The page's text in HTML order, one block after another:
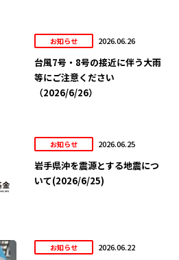
お知らせ 2026.06.26
台風7号・8号の接近に伴う大雨
等にご注意ください
（2026/6/26）
お知らせ 2026.06.25
岩手県沖を震源とする地震につ
いて(2026/6/25)
お知らせ 2026.06.22